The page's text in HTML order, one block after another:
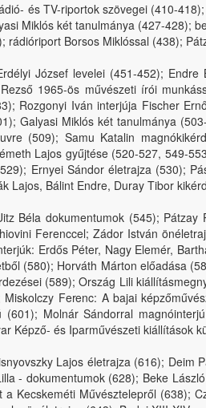
és TV-riportok szövegei (410-
Miklós két tanulmánya (427-428);
rádióriport Borsos Miklóssal (438);
József levelei (451-452);
1965-ös művészeti írói
Rozgonyi Iván interjúja Fischer
Galyasi Miklós két tanulmánya
(509); Samu Katalin
Lajos gyűjtése (520-527, 549-
Ernyei Sándor életrajza (530);
Lajos, Bálint Endre, Duray Tibor
Béla dokumentumok (545);
Ferenccel; Zádor István
Erdős Péter, Nagy Elemér,
(580); Horváth Márton előadása
(589); Ország Lili
Ferenc: A bajai
(601); Molnár Sándorral
Képző- és Iparművészeti kiállítások
Lajos életrajza (616); Deim
- dokumentumok (628); Beke
Kecskeméti Művésztelepről (638);